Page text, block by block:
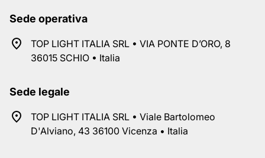
Sede operativa
TOP LIGHT ITALIA SRL • VIA PONTE D’ORO, 8
36015 SCHIO • Italia
Sede legale
TOP LIGHT ITALIA SRL • Viale Bartolomeo
D'Alviano, 43 36100 Vicenza • Italia